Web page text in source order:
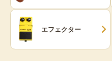
エフェクター